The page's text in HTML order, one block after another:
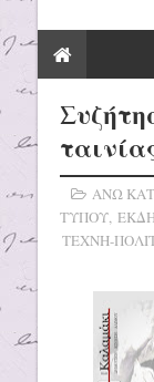
ΑΝΩ
ΤΥΠΟΥ,
ΤΕΧΝΗ-